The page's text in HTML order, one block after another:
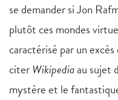
se demander si Jon
plutôt ces mondes
caractérisé par un
citerWikipediaau sujet
mystère et le